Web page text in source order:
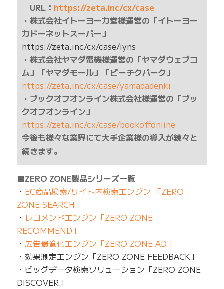
URL： https://zeta.inc/cx/case
・株式会社イトーヨーカ堂様運営の「イトーヨー
カドーネットスーパー」
https://zeta.inc/cx/case/iyns
・株式会社ヤマダ電機様運営の「ヤマダウェブコ
ム」「ヤマダモール」「ピーチクパーク」
https://zeta.inc/cx/case/yamadadenki
・ブックオフオンライン株式会社様運営の「ブッ
クオフオンライン」
https://zeta.inc/cx/case/bookoffonline
今後も様々な業界にて大手企業様の導入が続々と
続きます。
■ZERO ZONE製品シリーズ一覧
・ EC商品検索/サイト内検索エンジン 「ZERO
ZONE SEARCH」
・ レコメンドエンジン「ZERO ZONE
RECOMMEND」
・ 広告最適化エンジン「ZERO ZONE AD」
・効果測定エンジン「ZERO ZONE FEEDBACK」
・ビッグデータ検索ソリューション「ZERO ZONE
DISCOVER」